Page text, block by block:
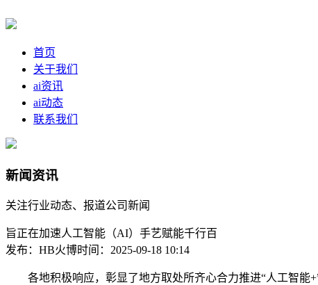
首页
关于我们
ai资讯
ai动态
联系我们
新闻资讯
关注行业动态、报道公司新闻
旨正在加速人工智能（AI）手艺赋能千行百
发布：HB火博时间：2025-09-18 10:14
各地积极响应，彰显了地方取处所齐心合力推进“人工智能